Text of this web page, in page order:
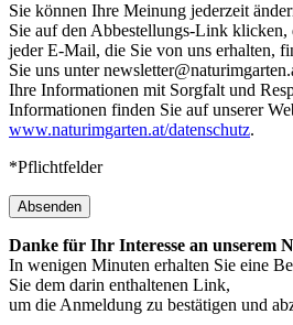
Sie können Ihre Meinung jederzeit
Sie auf den Abbestellungs-Link klicken,
jeder E-Mail, die Sie von uns erhalten,
Sie uns unter
Ihre Informationen mit Sorgfalt und
Informationen finden Sie auf unserer
www.naturimgarten.at/datenschutz.
*Pflichtfelder
Absenden
Danke für Ihr Interesse an unserem
In wenigen Minuten erhalten Sie eine
Sie dem darin enthaltenen Link,
um die Anmeldung zu bestätigen und